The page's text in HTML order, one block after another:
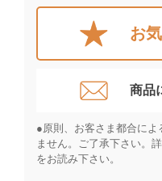
お
商品
●原則、お客さま都合によ
ません。ご了承下さい。詳
をお読み下さい。​